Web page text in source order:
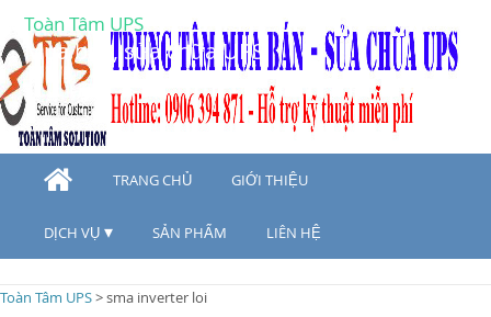
Toàn Tâm UPS
Mua bán, sửa chữa UPS
TRANG CHỦ GIỚI THIỆU
DỊCH VỤ SẢN PHẨM LIÊN HỆ
Toàn Tâm UPS>sma inverter loi